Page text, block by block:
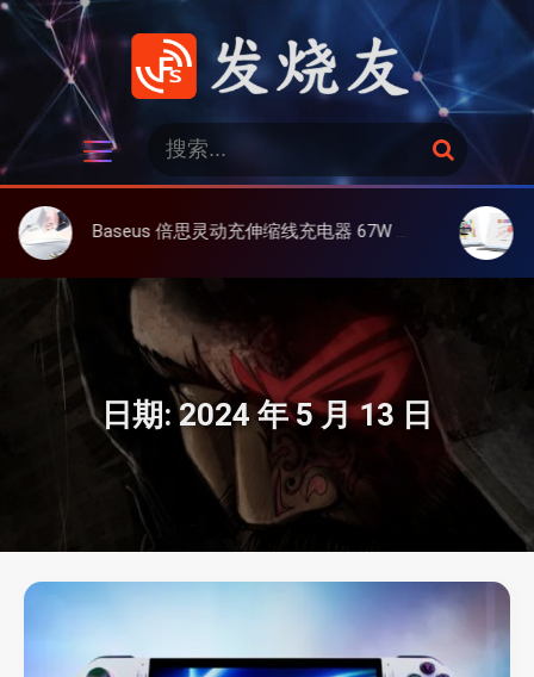
跳
发烧友
：
搜
索
Baseus 倍思灵动充伸缩线充电器 67W 3C，超耐用可伸缩线、氮化镓、3C多设备同时充 大上
日期:2024 年 5 月 13 日